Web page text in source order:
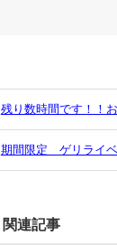
残り数時間です！！
期間限定 ゲリライ
関連記事